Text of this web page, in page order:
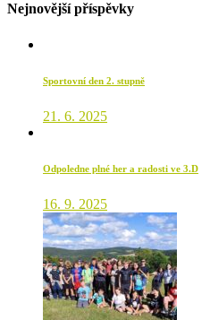
Nejnovější příspěvky
Sportovní den 2. stupně
21. 6. 2025
Odpoledne plné her a radosti ve 3.D
16. 9. 2025